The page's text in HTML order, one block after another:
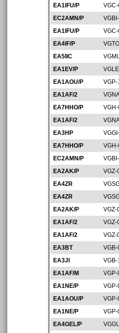
EA1IFU/P
EC2AMN/P
EA1IFU/P
EA4IF/P
EA5IIC
EA1EV/P
EA1AOU/P
EA1AF/2
EA7HHO/P
EA1AF/2
EA3HP
EA7HHO/P
EC2AMN/P
EA2AK/P
VGZ-
EA4ZR
EA4ZR
EA2AK/P
VGZ-
EA1AF/2
VGZ-
EA1AF/2
VGZ-
EA3BT
EA3JI
EA1AF/M
EA1NE/P
EA1AOU/P
EA1NE/P
EA4GEL/P